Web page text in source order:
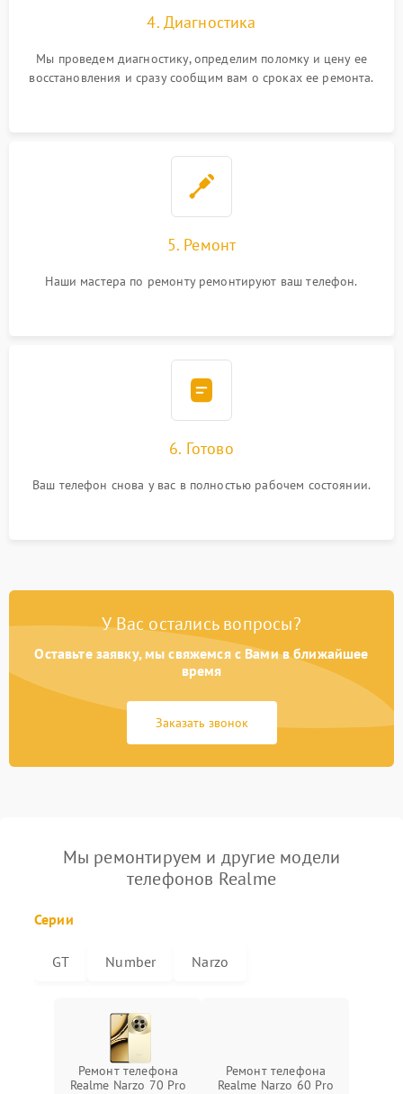
4. Диагностика
Мы проведем диагностику, определим поломку и цену ее
восстановления и сразу сообщим вам о сроках ее ремонта.
5. Ремонт
Наши мастера по ремонту ремонтируют ваш телефон.
6. Готово
Ваш телефон снова у вас в полностью рабочем состоянии.
У Вас остались вопросы?
Оставьте заявку, мы свяжемся с Вами в ближайшее
время
Заказать звонок
Мы ремонтируем и другие модели
телефонов Realme
Серии
GT Number Narzo
Ремонт телефона
Realme Narzo 70 Pro
Ремонт телефона
Realme Narzo 60 Pro